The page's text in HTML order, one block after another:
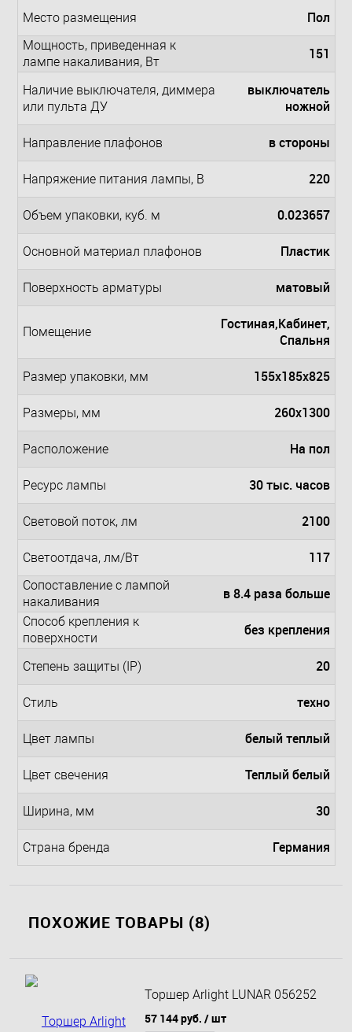
Место размещения Пол
Мощность, приведенная к
лампе накаливания, Вт
151
Наличие выключателя, диммера
или пульта ДУ
выключатель
ножной
Направление плафонов в стороны
Напряжение питания лампы, В 220
Объем упаковки, куб. м 0.023657
Основной материал плафонов Пластик
Поверхность арматуры матовый
Помещение
Гостиная,Кабинет,
Спальня
Размер упаковки, мм 155x185x825
Размеры, мм 260x1300
Расположение На пол
Ресурс лампы 30 тыс. часов
Световой поток, лм 2100
Светоотдача, лм/Вт 117
Сопоставление с лампой
накаливания
в 8.4 раза больше
Способ крепления к
поверхности
без крепления
Степень защиты (IP) 20
Стиль техно
Цвет лампы белый теплый
Цвет свечения Теплый белый
Ширина, мм 30
Страна бренда Германия
ПОХОЖИЕ ТОВАРЫ (8)
Торшер Arlight LUNAR 056252
57 144 руб. / шт